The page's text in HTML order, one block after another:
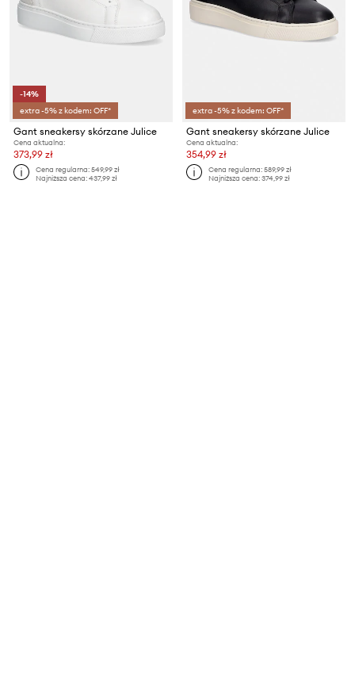
-14%
extra -5% z kodem: OFF*
Gant sneakersy skórzane Julice
Cena aktualna:
373,99 zł
Cena regularna:549,99 zł
Najniższa cena:437,99 zł
extra -5% z kodem: OFF*
Gant sneakersy skórzane Julice
Cena aktualna:
354,99 zł
Cena regularna:589,99 zł
Najniższa cena:374,99 zł